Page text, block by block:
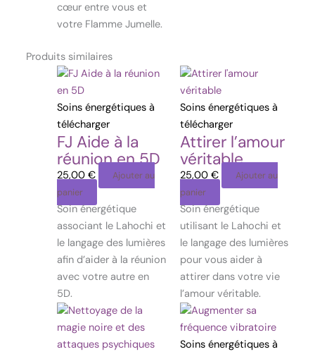
cœur entre vous et
votre Flamme Jumelle.
Produits similaires
Soins énergétiques à
télécharger
FJ Aide à la
réunion en 5D
25,00 €
Ajouter au
panier
Soin énergétique
associant le Lahochi et
le langage des lumières
afin d’aider à la réunion
avec votre autre en
5D.
Soins énergétiques à
télécharger
Attirer l’amour
véritable
25,00 €
Ajouter au
panier
Soin énergétique
utilisant le Lahochi et
le langage des lumières
pour vous aider à
attirer dans votre vie
l’amour véritable.
Soins énergétiques à